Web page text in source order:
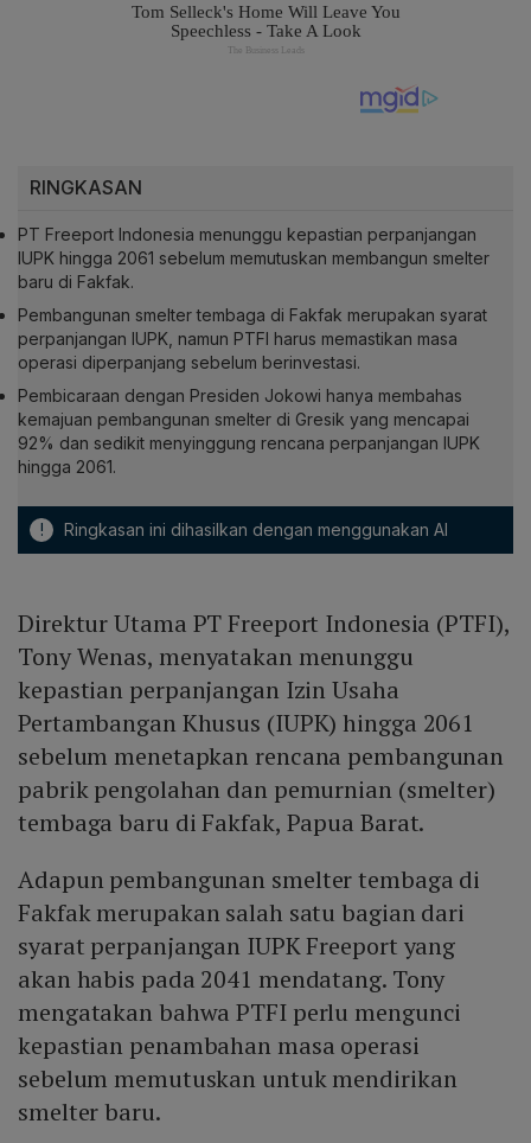
RINGKASAN
PT Freeport Indonesia menunggu kepastian perpanjangan
IUPK hingga 2061 sebelum memutuskan membangun smelter
baru di Fakfak.
Pembangunan smelter tembaga di Fakfak merupakan syarat
perpanjangan IUPK, namun PTFI harus memastikan masa
operasi diperpanjang sebelum berinvestasi.
Pembicaraan dengan Presiden Jokowi hanya membahas
kemajuan pembangunan smelter di Gresik yang mencapai
92% dan sedikit menyinggung rencana perpanjangan IUPK
hingga 2061.
! Ringkasan ini dihasilkan dengan menggunakan AI
Direktur Utama PT Freeport Indonesia (PTFI),
Tony Wenas, menyatakan menunggu
kepastian perpanjangan Izin Usaha
Pertambangan Khusus (IUPK) hingga 2061
sebelum menetapkan rencana pembangunan
pabrik pengolahan dan pemurnian (smelter)
tembaga baru di Fakfak, Papua Barat.
Adapun pembangunan smelter tembaga di
Fakfak merupakan salah satu bagian dari
syarat perpanjangan IUPK Freeport yang
akan habis pada 2041 mendatang. Tony
mengatakan bahwa PTFI perlu mengunci
kepastian penambahan masa operasi
sebelum memutuskan untuk mendirikan
smelter baru.